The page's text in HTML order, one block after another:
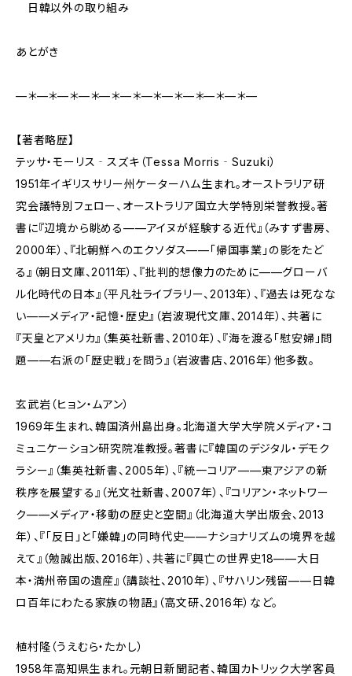
日韓以外の取り組み
あとがき
—＊—＊—＊—＊—＊—＊—＊—＊—＊—＊—＊—
【著者略歴】
テッサ・モーリス‐スズキ（Tessa Morris‐Suzuki）
1951年イギリスサリー州ケーターハム生まれ。オーストラリア研
究会議特別フェロー、オーストラリア国立大学特別栄誉教授。著
書に『辺境から眺める——アイヌが経験する近代』（みすず書房、
2000年）、『北朝鮮へのエクソダス——「帰国事業」の影をたど
る』（朝日文庫、2011年）、『批判的想像力のために——グローバ
ル化時代の日本』（平凡社ライブラリー、2013年）、『過去は死なな
い——メディア・記憶・歴史』（岩波現代文庫、2014年）、共著に
『天皇とアメリカ』（集英社新書、2010年）、『海を渡る「慰安婦」問
題——右派の「歴史戦」を問う』（岩波書店、2016年）他多数。
玄武岩（ヒョン・ムアン）
1969年生まれ、韓国済州島出身。北海道大学大学院メディア・コ
ミュニケーション研究院准教授。著書に『韓国のデジタル・デモク
ラシー』（集英社新書、2005年）、『統一コリア——東アジアの新
秩序を展望する』（光文社新書、2007年）、『コリアン・ネットワー
ク——メディア・移動の歴史と空間』（北海道大学出版会、2013
年）、『「反日」と「嫌韓」の同時代史——ナショナリズムの境界を越
えて』（勉誠出版、2016年）、共著に『興亡の世界史18——大日
本・満州帝国の遺産』（講談社、2010年）、『サハリン残留——日韓
ロ百年にわたる家族の物語』（高文研、2016年）など。
植村隆（うえむら・たかし）
1958年高知県生まれ。元朝日新聞記者、韓国カトリック大学客員